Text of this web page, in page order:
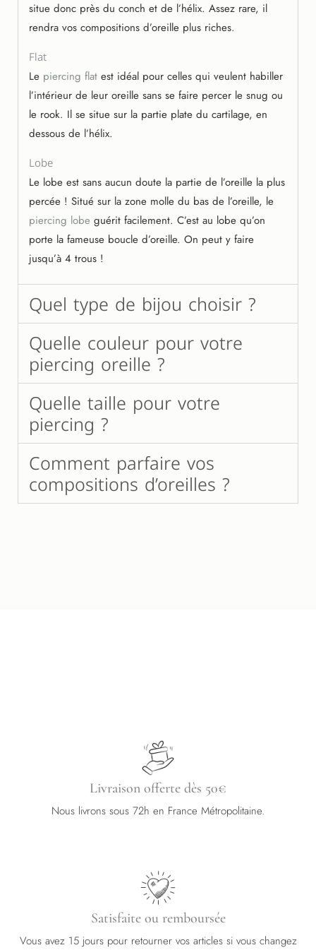
situe donc près du conch et de l’hélix. Assez rare, il
rendra vos compositions d’oreille plus riches.
Flat
Le piercing flat est idéal pour celles qui veulent habiller
l’intérieur de leur oreille sans se faire percer le snug ou
le rook. Il se situe sur la partie plate du cartilage, en
dessous de l’hélix.
Lobe
Le lobe est sans aucun doute la partie de l’oreille la plus
percée ! Situé sur la zone molle du bas de l’oreille, le
piercing lobe guérit facilement. C’est au lobe qu’on
porte la fameuse boucle d’oreille. On peut y faire
jusqu’à 4 trous !
Quel type de bijou choisir ?
Quelle couleur pour votre
piercing oreille ?
Quelle taille pour votre
piercing ?
Comment parfaire vos
compositions d’oreilles ?
Livraison offerte dès 50€
Nous livrons sous 72h en France Métropolitaine.
Satisfaite ou remboursée
Vous avez 15 jours pour retourner vos articles si vous changez